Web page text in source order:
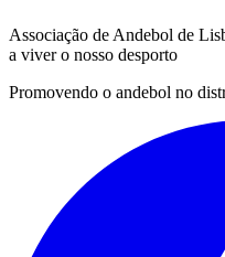
Associação de Andebol de
a viver o nosso desporto
Promovendo o andebol no